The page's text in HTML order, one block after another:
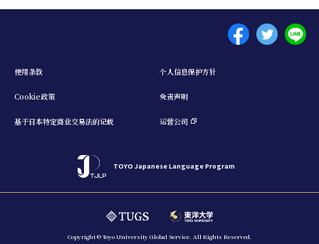
TOYO Japanese Language Program
Menu footer 1
使用条款 个人信息保护方针
Cookie政策 免责声明
基于日本特定商业交易法的记载 运营公司
Copyright © Toyo University Global Service. All Rights Reserved.